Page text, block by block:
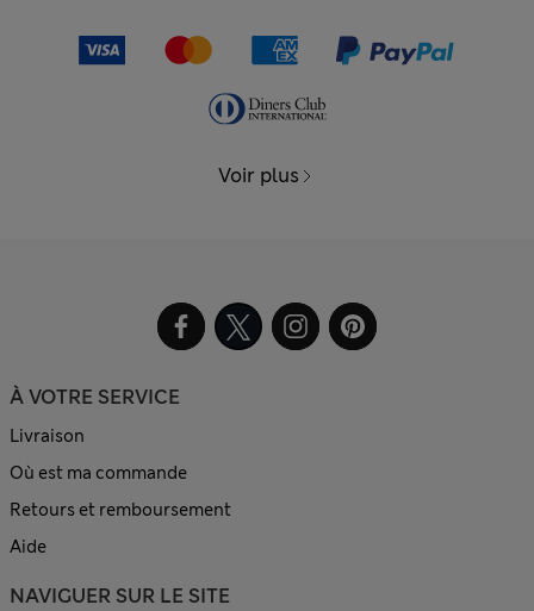
Voir plus
À VOTRE SERVICE
Livraison
Où est ma commande
Retours et remboursement
Aide
NAVIGUER SUR LE SITE